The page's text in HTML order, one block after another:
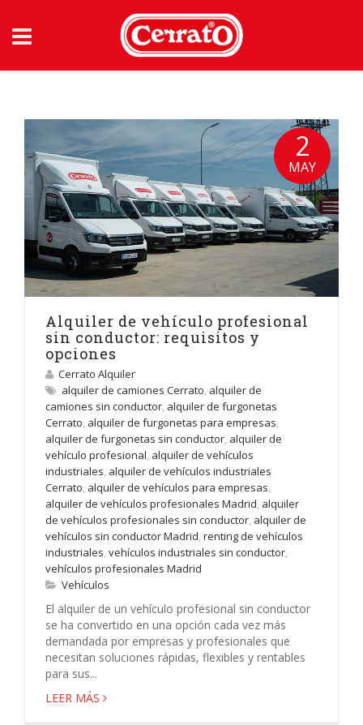
2
MAY
Alquiler de vehículo profesional
sin conductor: requisitos y
opciones
Cerrato Alquiler
alquiler de camiones Cerrato, alquiler de
camiones sin conductor, alquiler de furgonetas
Cerrato, alquiler de furgonetas para empresas,
alquiler de furgonetas sin conductor, alquiler de
vehículo profesional, alquiler de vehículos
industriales, alquiler de vehículos industriales
Cerrato, alquiler de vehículos para empresas,
alquiler de vehículos profesionales Madrid, alquiler
de vehículos profesionales sin conductor, alquiler de
vehículos sin conductor Madrid, renting de vehículos
industriales, vehículos industriales sin conductor,
vehículos profesionales Madrid
Vehículos
El alquiler de un vehículo profesional sin conductor
se ha convertido en una opción cada vez más
demandada por empresas y profesionales que
necesitan soluciones rápidas, flexibles y rentables
para sus...
LEER MÁS